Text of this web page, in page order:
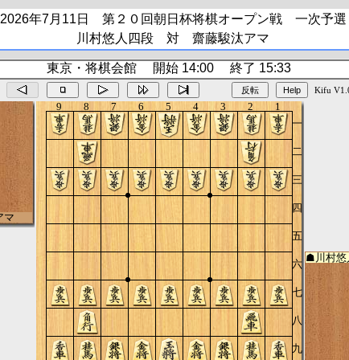
2026年7月11日 第２０回朝日杯将棋オープン戦 一次予選
川村悠人四段 対 齋藤駿汰アマ
反転 Help
東京・将棋会館 開始 14:00 終了 15:33